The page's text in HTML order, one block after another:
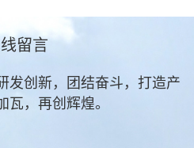
留言
发创新，团结奋斗，打造产
瓦，再创辉煌。